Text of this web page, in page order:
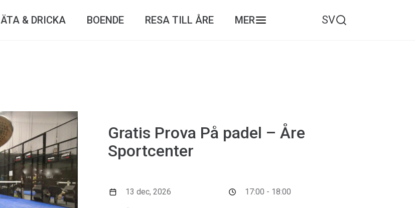
ÄTA & DRICKA BOENDE RESA TILL ÅRE MER SV
Gratis Prova På padel – Åre
Sportcenter
13 dec, 2026 17:00 - 18:00